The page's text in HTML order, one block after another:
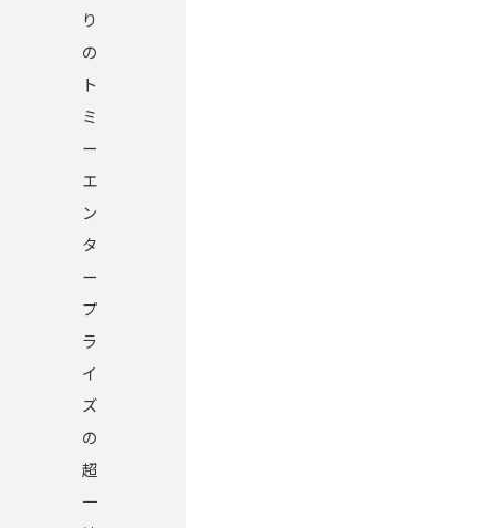
り
の
ト
ミ
ー
エ
ン
タ
ー
プ
ラ
イ
ズ
の
超
一